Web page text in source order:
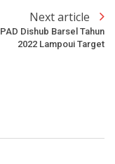
Next article
PAD Dishub Barsel Tahun
2022 Lampoui Target